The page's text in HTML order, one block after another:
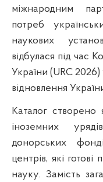
міжнародним
потреб
наукових
відбулася під час
України (URC
відновлення
Каталог створено
іноземних
донорських
центрів, які
науку. Замість